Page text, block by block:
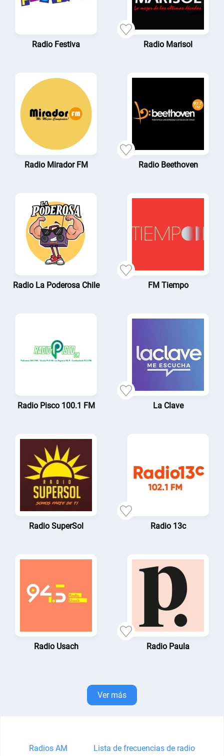
Radio Festiva Radio Marisol
Radio Mirador FM Radio Beethoven
Radio La Poderosa Chile FM Tiempo
Radio Pisco 100.1 FM La Clave
Radio SuperSol Radio 13c
Radio Usach Radio Paula
Ver más
Radios AM
Lista de frecuencias de radio